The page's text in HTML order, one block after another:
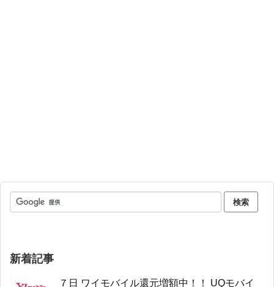
新着記事
７日 ワイモバイル還元増額中！！ UQモバイ